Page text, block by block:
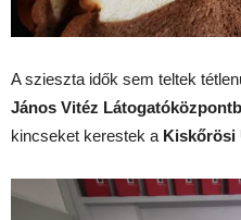
A szieszta idők sem teltek
János Vitéz
kincseket kerestek a Kiskőrösi